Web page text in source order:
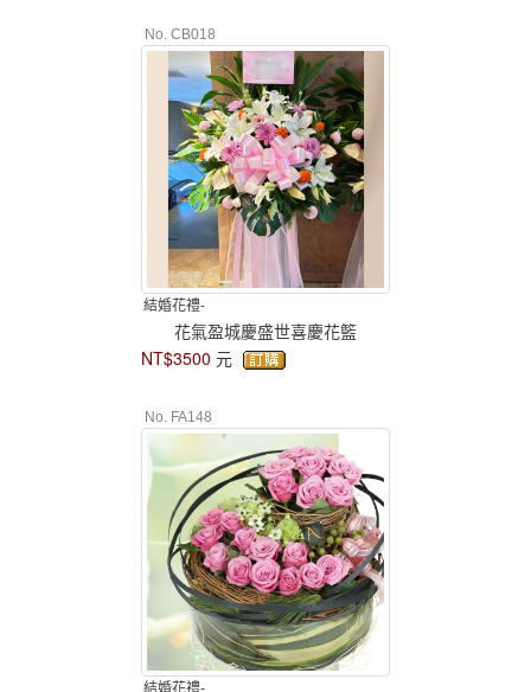
No. CB018
結婚花禮-
花氣盈城慶盛世喜慶花籃
NT$3500 元
No. FA148
結婚花禮-